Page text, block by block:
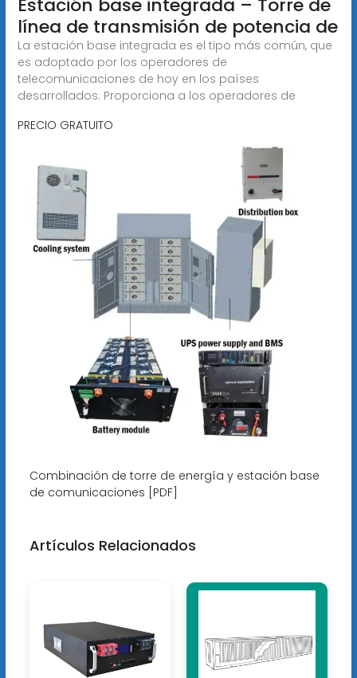
Estación base integrada – Torre de
línea de transmisión de potencia de
La estación base integrada es el tipo más común, que
es adoptado por los operadores de
telecomunicaciones de hoy en los países
desarrollados. Proporciona a los operadores de
PRECIO GRATUITO
Combinación de torre de energía y estación base
de comunicaciones [PDF]
Artículos Relacionados